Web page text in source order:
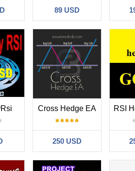
89 USD
Cross Hedge EA
250 USD